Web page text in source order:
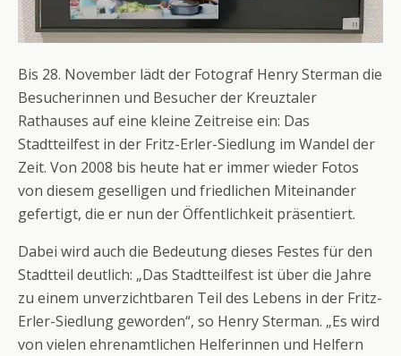
Bis 28. November lädt der Fotograf Henry Sterman die
Besucherinnen und Besucher der Kreuztaler
Rathauses auf eine kleine Zeitreise ein: Das
Stadtteilfest in der Fritz-Erler-Siedlung im Wandel der
Zeit. Von 2008 bis heute hat er immer wieder Fotos
von diesem geselligen und friedlichen Miteinander
gefertigt, die er nun der Öffentlichkeit präsentiert.
Dabei wird auch die Bedeutung dieses Festes für den
Stadtteil deutlich: „Das Stadtteilfest ist über die Jahre
zu einem unverzichtbaren Teil des Lebens in der Fritz-
Erler-Siedlung geworden“, so Henry Sterman. „Es wird
von vielen ehrenamtlichen Helferinnen und Helfern